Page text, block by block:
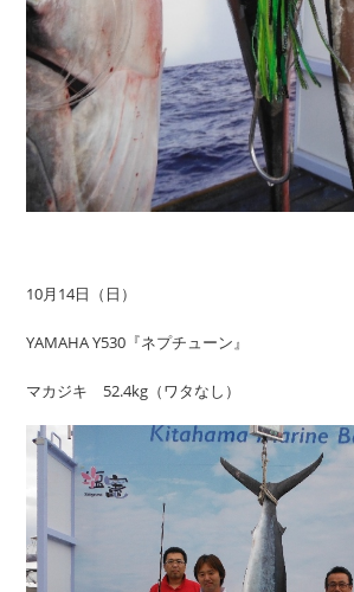
10月14日（日）
YAMAHA Y530『ネプチューン』
マカジキ 52.4kg（ワタなし）